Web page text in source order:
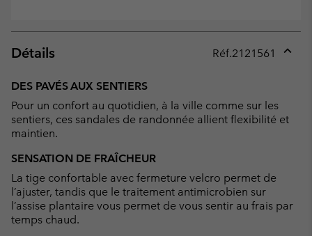
Détails Réf.2121561
DES PAVÉS AUX SENTIERS
Pour un confort au quotidien, à la ville comme sur les
sentiers, ces sandales de randonnée allient flexibilité et
maintien.
SENSATION DE FRAÎCHEUR
La tige confortable avec fermeture velcro permet de
l’ajuster, tandis que le traitement antimicrobien sur
l’assise plantaire vous permet de vous sentir au frais par
temps chaud.